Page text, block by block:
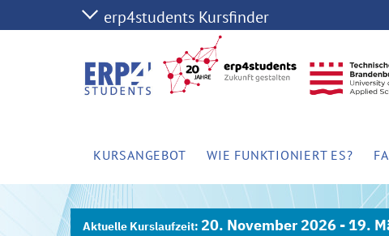
KURSANGEBOT WIE FUNKTIONIERT ES?
20. November 2026 - 19.